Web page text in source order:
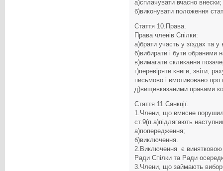
а)сплачувати вчасно внески;
б)виконувати положення
Стаття 10.Права.
Права членів Спілки:
а)брати участь у зїздах та у
б)вибирати і бути обраними
в)вимагати скликання
г)перевіряти книги, звіти,
письмово і вмотивовано про
д)вищевказаними правами
Стаття 11.Санкції.
1.Члени, що вмисне
ст.9(п.а)підлягають
а)попередження;
б)виключення.
2.Виключення є винятковою
Ради Спілки та Ради
3.Члени, що займають